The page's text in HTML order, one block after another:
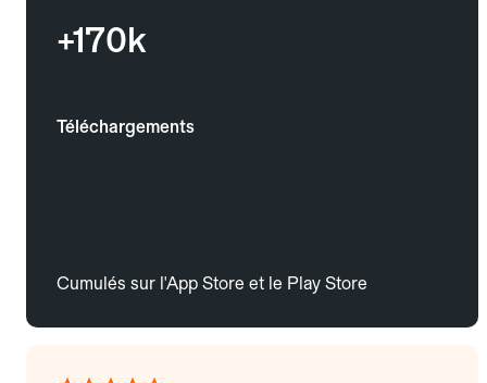
+170k
Téléchargements
Cumulés sur l'App Store et le Play Store